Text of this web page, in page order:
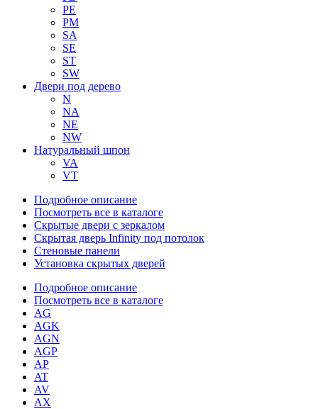
PE
PM
SA
SE
ST
SW
Двери под дерево
N
NA
NE
NW
Натуральный шпон
VA
VT
Подробное описание
Посмотреть все в каталоге
Скрытые двери с зеркалом
Скрытая дверь Infinity под потолок
Стеновые панели
Установка скрытых дверей
Подробное описание
Посмотреть все в каталоге
AG
AGK
AGN
AGP
AP
AT
AV
AX